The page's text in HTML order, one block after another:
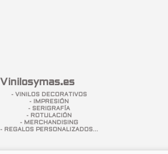
Vinilosymas.es
- VINILOS DECORATIVOS
- IMPRESIÓN
- SERIGRAFÍA
- ROTULACIÓN
- MERCHANDISING
- REGALOS PERSONALIZADOS...